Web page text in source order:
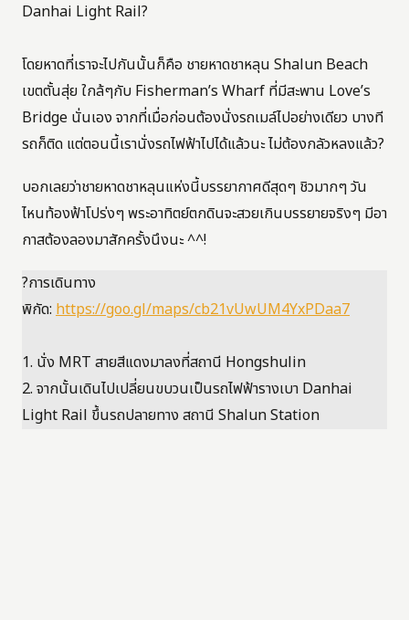
Danhai Light Rail?
โดยหาดที่เราจะไปกันนั้นก็คือ ชายหาดชาหลุน Shalun Beach
เขตตั้นสุ่ย ใกล้ๆกับ Fisherman’s Wharf ที่มีสะพาน Love’s
Bridge นั่นเอง จากที่เมื่อก่อนต้องนั่งรถเมล์ไปอย่างเดียว บางที
รถก็ติด แต่ตอนนี้เรานั่งรถไฟฟ้าไปได้แล้วนะ ไม่ต้องกลัวหลงแล้ว?
บอกเลยว่าชายหาดชาหลุนแห่งนี้บรรยากาศดีสุดๆ ชิวมากๆ วัน
ไหนท้องฟ้าโปร่งๆ พระอาทิตย์ตกดินจะสวยเกินบรรยายจริงๆ มีอา
กาสต้องลองมาสักครั้งนึงนะ ^^!
?การเดินทาง
พิกัด: https://goo.gl/maps/cb21vUwUM4YxPDaa7
1. นั่ง MRT สายสีแดงมาลงที่สถานี Hongshulin
2. จากนั้นเดินไปเปลี่ยนขบวนเป็นรถไฟฟ้ารางเบา Danhai
Light Rail ขึ้นรถปลายทาง สถานี Shalun Station